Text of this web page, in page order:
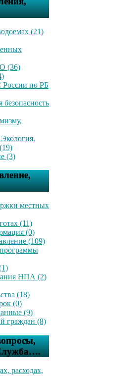
(21)
(36)
по РБ
(3)
местных
(11)
(0)
(109)
НПА (2)
(18)
(0)
(9)
граждан (8)
расходах,